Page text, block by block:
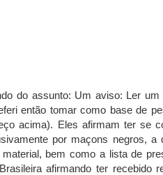
do assunto: Um aviso: Ler
então tomar como base de
acima). Eles afirmam ter se
por maçons negros, a
bem como a lista de
afirmando ter recebido